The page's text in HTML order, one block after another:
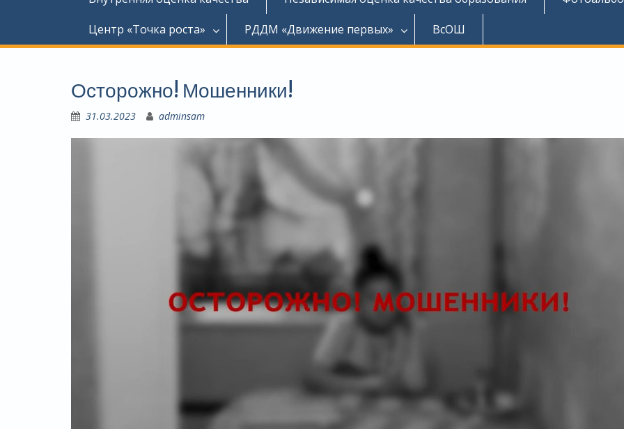
Центр «Точка роста»
РДДМ «Движение первых» ВсОШ
Осторожно! Мошенники!
31.03.2023 adminsam